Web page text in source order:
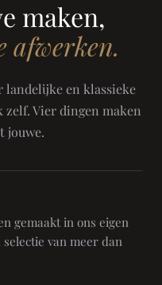
maken,
afwerken.
landelijke en klassieke
Vier dingen maken
jouwe.
gemaakt in ons eigen
van meer dan